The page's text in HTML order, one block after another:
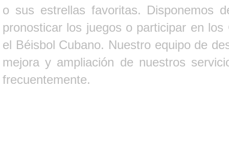
o sus estrellas favoritas. Disponemos
pronosticar los juegos o participar en
el Béisbol Cubano. Nuestro equipo de
mejora y ampliación de nuestros
frecuentemente.